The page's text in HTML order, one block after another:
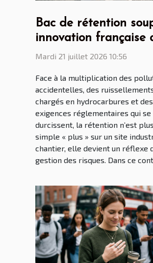
Bac de rétention
innovation française
cœur des enjeux
Mardi 21 juillet 2026 10:56
Face à la multiplication des
accidentelles, des
chargés en hydrocarbures et des
exigences réglementaires qui se
durcissent, la rétention n’est
simple « plus » sur un site
chantier, elle devient un réflexe
gestion des risques. Dans ce